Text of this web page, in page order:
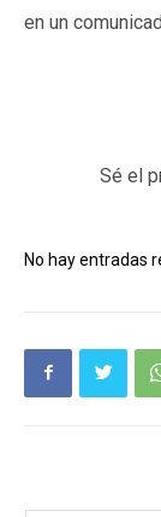
en un
Sé el
No hay entradas